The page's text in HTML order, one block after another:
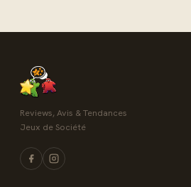
Reviews, Avis & Tendances
Jeux de Société